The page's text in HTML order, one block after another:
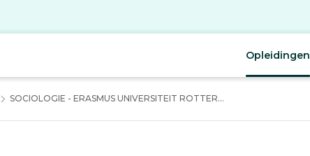
Opleidingen
SOCIOLOGIE - ERASMUS UNIVERSITEIT ROTTER...